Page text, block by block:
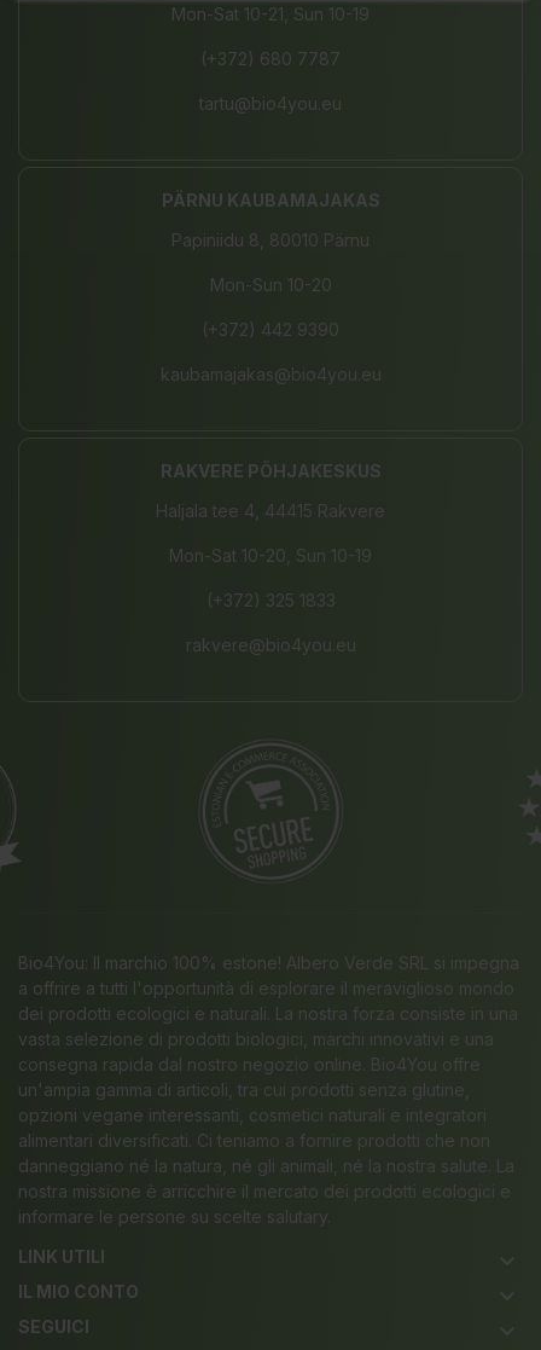
Mon-Sat 10-21, Sun 10-19
(+372) 680 7787
tartu@bio4you.eu
PÄRNU KAUBAMAJAKAS
Papiniidu 8, 80010 Pärnu
Mon-Sun 10-20
(+372) 442 9390
kaubamajakas@bio4you.eu
RAKVERE PÕHJAKESKUS
Haljala tee 4, 44415 Rakvere
Mon-Sat 10-20, Sun 10-19
(+372) 325 1833
rakvere@bio4you.eu
Bio4You: Il marchio 100% estone! Albero Verde SRL si impegna
a offrire a tutti l'opportunità di esplorare il meraviglioso mondo
dei prodotti ecologici e naturali. La nostra forza consiste in una
vasta selezione di prodotti biologici, marchi innovativi e una
consegna rapida dal nostro negozio online. Bio4You offre
un'ampia gamma di articoli, tra cui prodotti senza glutine,
opzioni vegane interessanti, cosmetici naturali e integratori
alimentari diversificati. Ci teniamo a fornire prodotti che non
danneggiano né la natura, né gli animali, né la nostra salute. La
nostra missione è arricchire il mercato dei prodotti ecologici e
informare le persone su scelte salutary.
LINK UTILI
keyboard_arrow_down
IL MIO CONTO keyboard_arrow_down
SEGUICI keyboard_arrow_down